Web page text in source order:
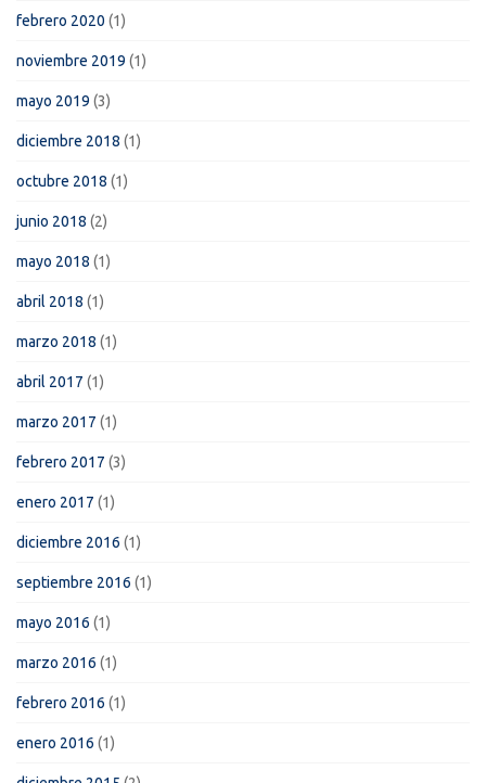
febrero 2020 (1)
noviembre 2019 (1)
mayo 2019 (3)
diciembre 2018 (1)
octubre 2018 (1)
junio 2018 (2)
mayo 2018 (1)
abril 2018 (1)
marzo 2018 (1)
abril 2017 (1)
marzo 2017 (1)
febrero 2017 (3)
enero 2017 (1)
diciembre 2016 (1)
septiembre 2016 (1)
mayo 2016 (1)
marzo 2016 (1)
febrero 2016 (1)
enero 2016 (1)